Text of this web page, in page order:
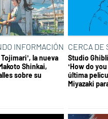
INFORMACIÓN
la nueva
Shinkai,
sobre su
CERCA DE
Studio
‘How do
última
Miyazaki